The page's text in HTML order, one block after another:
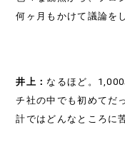
何ヶ月もかけて議論を
井上：なるほど。
チ社の中でも初めてだ
計ではどんなところに